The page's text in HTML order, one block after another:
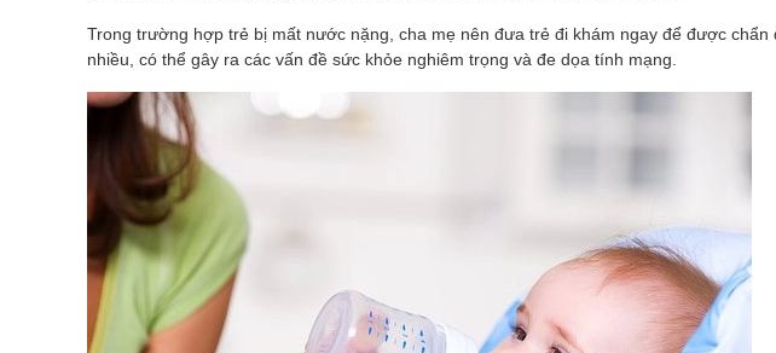
Trong trường hợp trẻ bị mất nước nặng, cha mẹ nên đưa trẻ đi khám ngay để được
nhiều, có thể gây ra các vấn đề sức khỏe nghiêm trọng và đe dọa tính mạng.